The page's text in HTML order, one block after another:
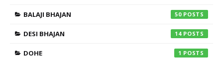
BALAJI BHAJAN 50
DESI BHAJAN 14
DOHE 1